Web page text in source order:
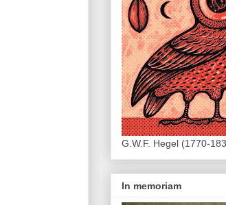
G.W.F. Hegel (1770-
In memoriam